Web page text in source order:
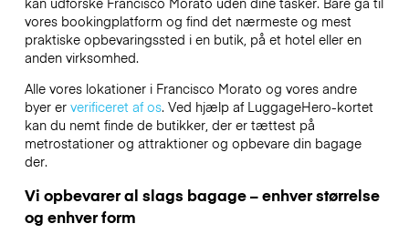
vores bookingplatform og find det nærmeste og mest
praktiske opbevaringssted i en butik, på et hotel eller en
anden virksomhed.
Alle vores lokationer i Francisco Morato og vores andre
byer er verificeret af os. Ved hjælp af LuggageHero-kortet
kan du nemt finde de butikker, der er tættest på
metrostationer og attraktioner og opbevare din bagage
der.
Vi opbevarer al slags bagage – enhver størrelse
og enhver form